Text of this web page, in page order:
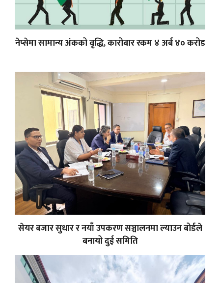
नेप्सेमा सामान्य अंकको वृद्धि, कारोबार रकम ४ अर्ब ४० करोड
सेयर बजार सुधार र नयाँ उपकरण सञ्चालनमा ल्याउन बोर्डले
बनायो दुई समिति